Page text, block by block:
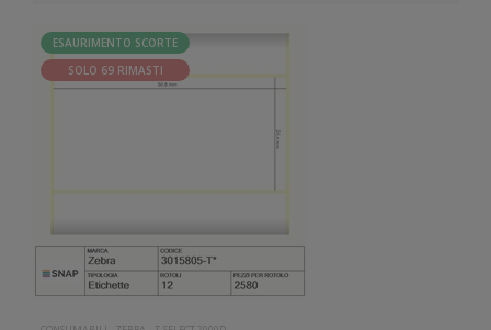
ESAURIMENTO SCORTE
SOLO 69 RIMASTI